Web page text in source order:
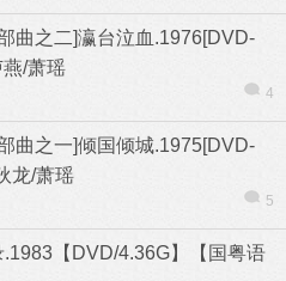
曲之二]瀛台泣血.1976[DVD-
燕/萧瑶
4
曲之一]倾国倾城.1975[DVD-
龙/萧瑶
5
.1983【DVD/4.36G】【国粤语